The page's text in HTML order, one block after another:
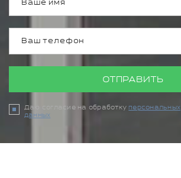
ОТПРАВИТЬ
Даю согласие на обработку персональных
данных